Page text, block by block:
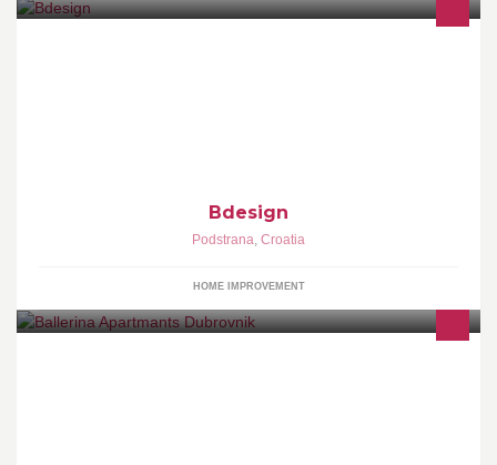
Bdesign
Podstrana, Croatia
HOME IMPROVEMENT